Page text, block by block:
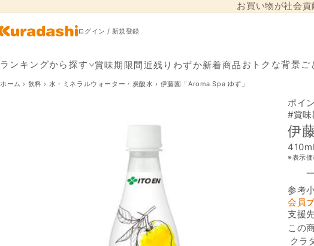
お買い物が社会
ログイン / 新規登録
ランキングから探す 賞味期限間近残りわずか新着商品 おトクな背景ご
ホーム › 飲料 › 水・ミネラルウォーター・炭酸水 › 伊藤園「Aroma Spa ゆず」
ポイ
#賞味
伊
※表示価
参考
会員
支援
この
支援